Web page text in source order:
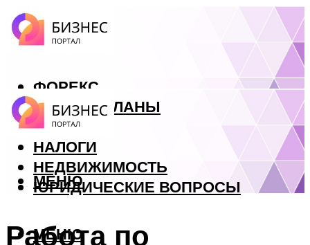
ФОРЕКС
БИЗНЕС ПЛАНЫ
КРЕДИТЫ
НАЛОГИ
НЕДВИЖИМОСТЬ
ЮРИДИЧЕСКИЕ ВОПРОСЫ
МЕНЮ
МЕНЮ
Работа по